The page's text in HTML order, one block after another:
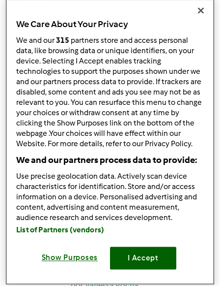
5.0(1)
Bochechas de Porco
em vinho tinto
porAnita Cruz
2 1 Fácil 4 1h 0min
5.0(1)
Empada de Galinha
sem Gluten
porSandra César
0 1 Médio 1 1h 20min
Empadão de Arroz com
We Care About Your Privacy
We and our315 partners store and access personal
data, like browsing data or unique identifiers, on your
device. Selecting I Accept enables tracking
technologies to support the purposes shown under we
and our partners process data to provide. If trackers are
disabled, some content and ads you see may not be as
relevant to you. You can resurface this menu to change
your choices or withdraw consent at any time by
clicking the Show Purposes link on the bottom of the
webpage .Your choices will have effect within our
Website. For more details, refer to our Privacy Policy.
We and our partners process data to provide:
Use precise geolocation data. Actively scan device
characteristics for identification. Store and/or access
information on a device. Personalised advertising and
content, advertising and content measurement,
audience research and services development.
List of Partners (vendors)
Show Purposes I Accept